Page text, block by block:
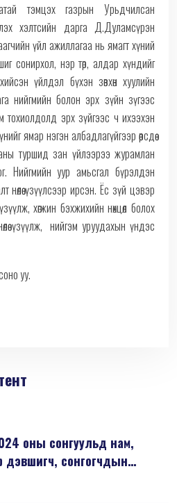
тэмцэх газрын Урьдчилсан
хэлтсийн дарга Д.Дуламсүрэн
үйл ажиллагаа нь ямагт хүний
сонирхол, нэр төр, алдар хүндийг
үйлдэл бүхэн зөвхөн хуулийн
нийгмийн болон эрх зүйн зүгээс
тохиолдолд эрх зүйгээс ч ихээхэн
ямар нэгэн албадлагүйгээр өөрсдөө
туршид зан үйлээрээ журамлан
Нийгмийн уур амьсгал бүрэлдэн
нөлөө үзүүлсээр ирсэн. Ёс зүй цэвэр
хөгжин бэхжихийн нөхцөл болох
нөлөө үзүүлж, нийгэм уруудахын үндэс
уу.
оны сонгуульд нам,
дэвшигч, сонгогчдын